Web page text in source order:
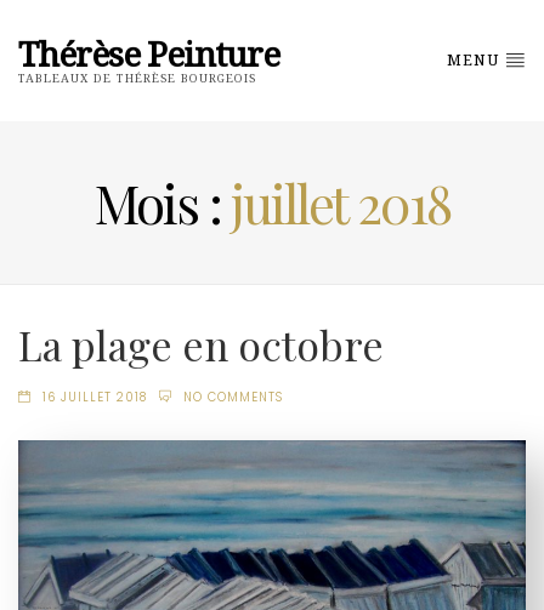
Thérèse Peinture
TABLEAUX DE THÉRÈSE BOURGEOIS
MENU
Mois :juillet 2018
La plage en octobre
16 JUILLET 2018 NO COMMENTS